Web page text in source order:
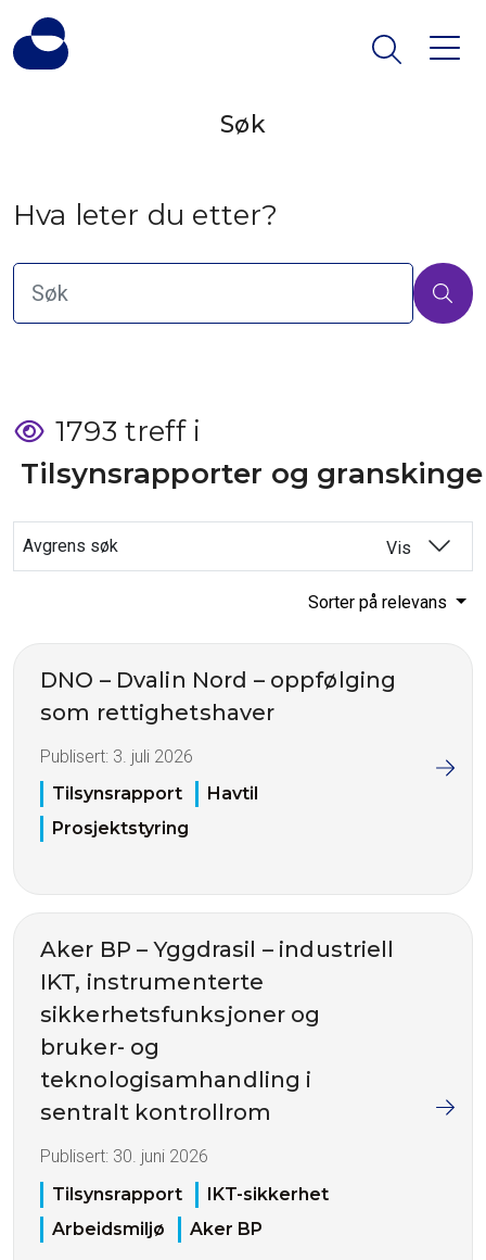
Søk
Hva leter du etter?
1793 treff i
Tilsynsrapporter og
Avgrens søk Vis
Sorter på relevans
DNO – Dvalin Nord – oppfølging
som rettighetshaver
Publisert: 3. juli 2026
Tilsynsrapport
Havtil
Prosjektstyring
Aker BP – Yggdrasil – industriell
IKT, instrumenterte
sikkerhetsfunksjoner og
bruker- og
teknologisamhandling i
sentralt kontrollrom
Publisert: 30. juni 2026
Tilsynsrapport
IKT-sikkerhet
Arbeidsmiljø
Aker BP